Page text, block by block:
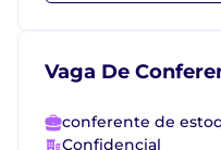
Vaga De
conferente de
Confidencial